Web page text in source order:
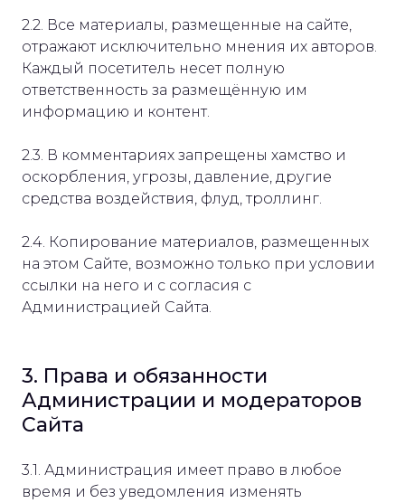
2.2. Все материалы, размещенные на сайте,
отражают исключительно мнения их авторов.
Каждый посетитель несет полную
ответственность за размещённую им
информацию и контент.
2.3. В комментариях запрещены хамство и
оскорбления, угрозы, давление, другие
средства воздействия, флуд, троллинг.
2.4. Копирование материалов, размещенных
на этом Сайте, возможно только при условии
ссылки на него и с согласия с
Администрацией Сайта.
3. Права и обязанности
Администрации и модераторов
Сайта
3.1. Администрация имеет право в любое
время и без уведомления изменять